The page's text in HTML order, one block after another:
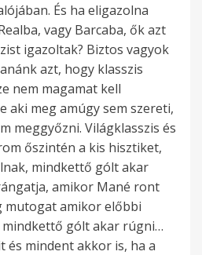
És ha eligazolna
vagy Barcaba, ők azt
igazoltak? Biztos vagyok
azt, hogy klasszis
nem magamat kell
aki meg amúgy sem szereti,
meggyőzni. Világklasszis és
őszintén a kis hisztiket,
mindkettő gólt akar
amikor Mané ront
mutogat amikor előbbi
mindkettő gólt akar rúgni…
és mindent akkor is, ha a